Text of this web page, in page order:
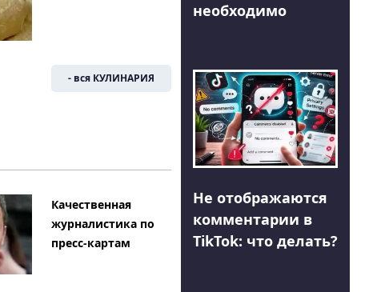
- вся КУЛИНАРИЯ
Качественная
журналистика по
пресс-картам
необходимо
Не отображаются
комментарии в
TikTok: что делать?